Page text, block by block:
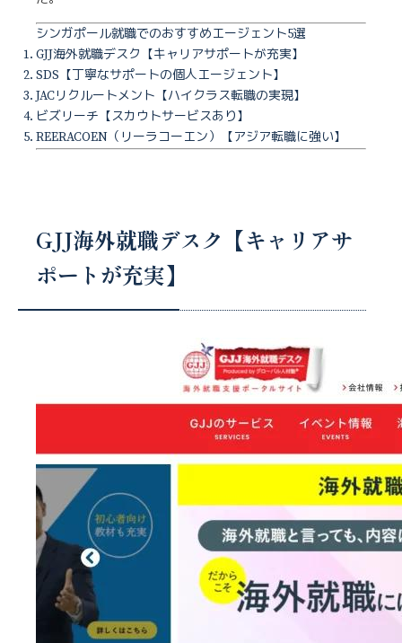
シンガポール就職でのおすすめエージェント5選
GJJ海外就職デスク【キャリアサポートが充実】
SDS【丁寧なサポートの個人エージェント】
JACリクルートメント【ハイクラス転職の実現】
ビズリーチ【スカウトサービスあり】
REERACOEN（リーラコーエン）【アジア転職に強い】
GJJ海外就職デスク【キャリアサ
ポートが充実】